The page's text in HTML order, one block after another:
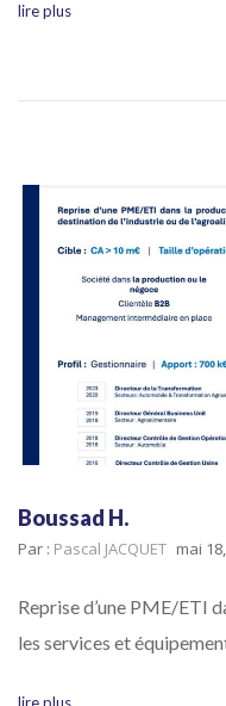
lire plus
Boussad H.
Par : Pascal JACQUET mai
Reprise d’une PME/ETI
les services et
lire plus